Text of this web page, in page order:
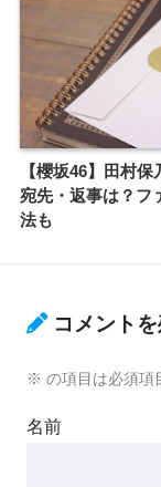
【櫻坂46】田村
宛先・返事は？フ
法も
コメント
※ の項目は必須項
名前